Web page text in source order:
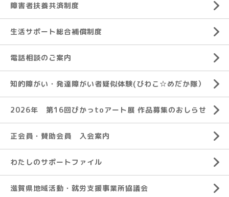
障害者扶養共済制度
生活サポート総合補償制度
電話相談のご案内
知的障がい・発達障がい者疑似体験(びわこ☆めだか隊）
2026年 第16回ぴかっtoアート展 作品募集のおしらせ
正会員・賛助会員 入会案内
わたしのサポートファイル
滋賀県地域活動・就労支援事業所協議会